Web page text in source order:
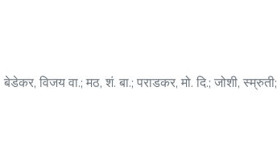
बेडेकर, विजय वा.; मठ, शं. बा.; पराडकर, मो. दि.; जोशी, स्म्रुती;